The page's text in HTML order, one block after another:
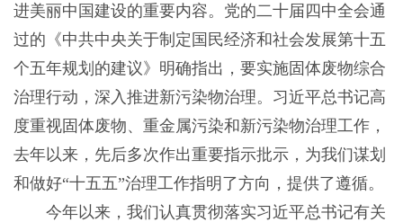
进美丽中国建设的重要内容。党的二十届四中全会通
过的《中共中央关于制定国民经济和社会发展第十五
个五年规划的建议》明确指出，要实施固体废物综合
治理行动，深入推进新污染物治理。习近平总书记高
度重视固体废物、重金属污染和新污染物治理工作，
去年以来，先后多次作出重要指示批示，为我们谋划
和做好“十五五”治理工作指明了方向，提供了遵循。
今年以来，我们认真贯彻落实习近平总书记有关